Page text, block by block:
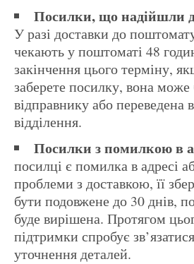
Посилки, що надійшли
У разі доставки до
чекають у поштоматі 48
закінчення цього терміну,
заберете посилку, вона
відправнику або переведена
відділення.
Посилки з помилкою в
посилці є помилка в адресі
проблеми з доставкою, її
бути подовжене до 30 днів,
буде вирішена. Протягом
підтримки спробує
уточнення деталей.